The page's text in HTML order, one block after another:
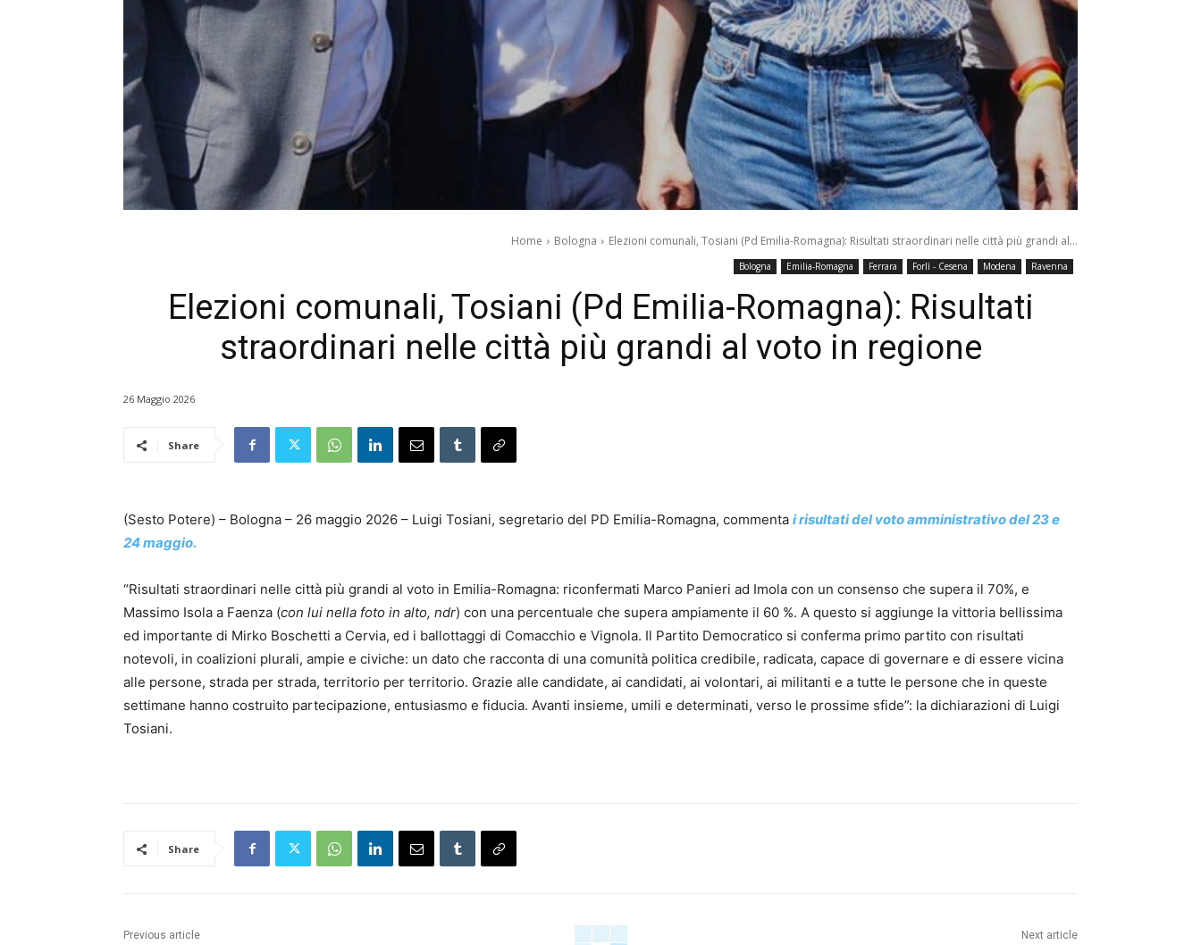
Home Bologna Elezioni comunali, Tosiani (Pd Emilia-Romagna): Risultati straordinari nelle città più grandi al...
Bologna Emilia-Romagna Ferrara Forlì - Cesena Modena Ravenna
Elezioni comunali, Tosiani (Pd Emilia-Romagna): Risultati
straordinari nelle città più grandi al voto in regione
26 Maggio 2026
Share
(Sesto Potere) – Bologna – 26 maggio 2026 – Luigi Tosiani, segretario del PD Emilia-Romagna, commenta i risultati del voto amministrativo del 23 e
24 maggio.
“Risultati straordinari nelle città più grandi al voto in Emilia-Romagna: riconfermati Marco Panieri ad Imola con un consenso che supera il 70%, e
Massimo Isola a Faenza (con lui nella foto in alto, ndr) con una percentuale che supera ampiamente il 60 %. A questo si aggiunge la vittoria bellissima
ed importante di Mirko Boschetti a Cervia, ed i ballottaggi di Comacchio e Vignola. Il Partito Democratico si conferma primo partito con risultati
notevoli, in coalizioni plurali, ampie e civiche: un dato che racconta di una comunità politica credibile, radicata, capace di governare e di essere vicina
alle persone, strada per strada, territorio per territorio. Grazie alle candidate, ai candidati, ai volontari, ai militanti e a tutte le persone che in queste
settimane hanno costruito partecipazione, entusiasmo e fiducia. Avanti insieme, umili e determinati, verso le prossime sfide”: la dichiarazioni di Luigi
Tosiani.
Share
Previous article Next article